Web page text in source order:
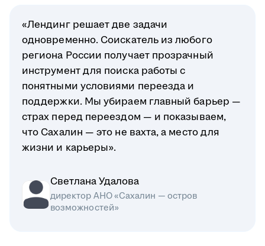
«Лендинг решает две задачи
одновременно. Соискатель из любого
региона России получает прозрачный
инструмент для поиска работы с
понятными условиями переезда и
поддержки. Мы убираем главный барьер —
страх перед переездом — и показываем,
что Сахалин — это не вахта, а место для
жизни и карьеры».
Светлана Удалова
директор АНО «Сахалин — остров
возможностей»